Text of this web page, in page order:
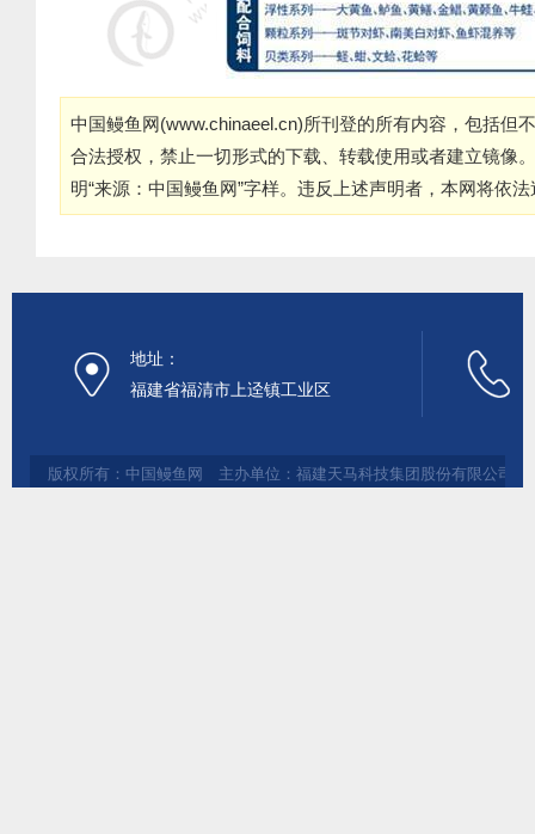
中国鳗鱼网(www.chinaeel.cn)所刊登的所有内容，包括但
合法授权，禁止一切形式的下载、转载使用或者建立镜像
明“来源：中国鳗鱼网”字样。违反上述声明者，本网将依
地址：
福建省福清市上迳镇工业区
版权所有：中国鳗鱼网 主办单位：福建天马科技集团股份有限公司